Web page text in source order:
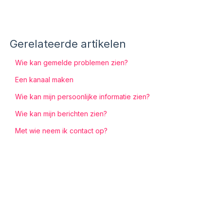
Gerelateerde artikelen
Wie kan gemelde problemen zien?
Een kanaal maken
Wie kan mijn persoonlijke informatie zien?
Wie kan mijn berichten zien?
Met wie neem ik contact op?